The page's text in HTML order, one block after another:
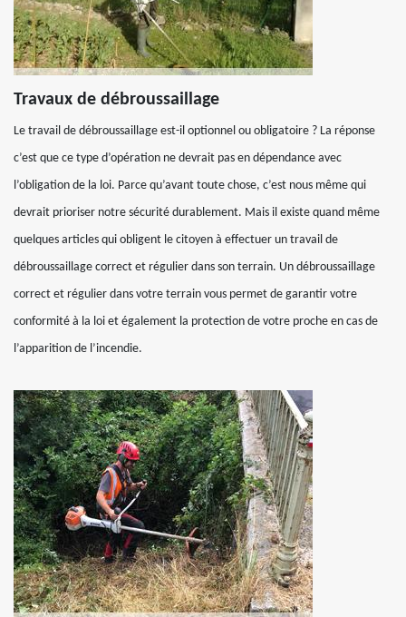
Travaux de débroussaillage
Le travail de débroussaillage est-il optionnel ou obligatoire ? La réponse
c’est que ce type d’opération ne devrait pas en dépendance avec
l’obligation de la loi. Parce qu’avant toute chose, c’est nous même qui
devrait prioriser notre sécurité durablement. Mais il existe quand même
quelques articles qui obligent le citoyen à effectuer un travail de
débroussaillage correct et régulier dans son terrain. Un débroussaillage
correct et régulier dans votre terrain vous permet de garantir votre
conformité à la loi et également la protection de votre proche en cas de
l’apparition de l’incendie.